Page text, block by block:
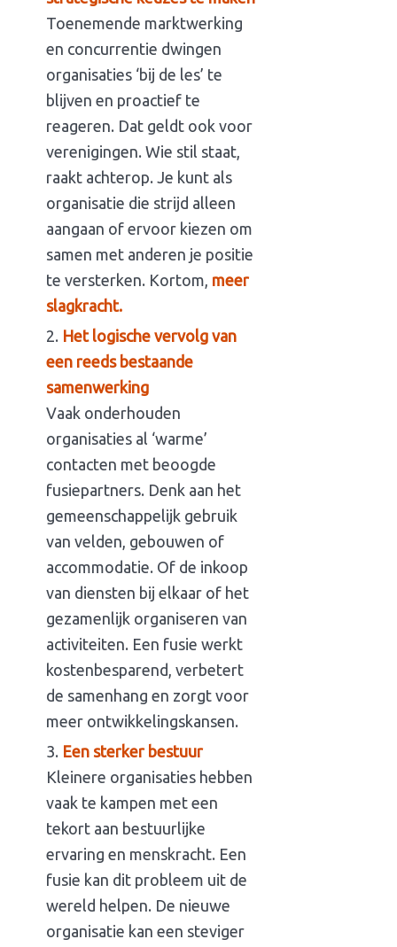
Toenemende marktwerking
en concurrentie dwingen
organisaties ‘bij de les’ te
blijven en proactief te
reageren. Dat geldt ook voor
verenigingen. Wie stil staat,
raakt achterop. Je kunt als
organisatie die strijd alleen
aangaan of ervoor kiezen om
samen met anderen je positie
te versterken. Kortom, meer
slagkracht.
Het logische vervolg van
een reeds bestaande
samenwerking
Vaak onderhouden
organisaties al ‘warme’
contacten met beoogde
fusiepartners. Denk aan het
gemeenschappelijk gebruik
van velden, gebouwen of
accommodatie. Of de inkoop
van diensten bij elkaar of het
gezamenlijk organiseren van
activiteiten. Een fusie werkt
kostenbesparend, verbetert
de samenhang en zorgt voor
meer ontwikkelingskansen.
Een sterker bestuur
Kleinere organisaties hebben
vaak te kampen met een
tekort aan bestuurlijke
ervaring en menskracht. Een
fusie kan dit probleem uit de
wereld helpen. De nieuwe
organisatie kan een steviger